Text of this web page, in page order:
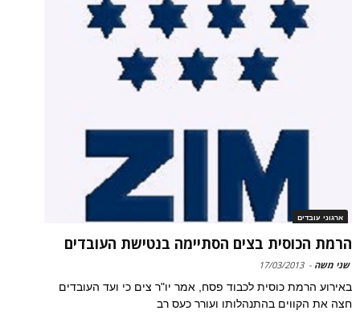
ארגוני עובדים
הרמת הכוסית בצים הסתיימה בנטישת העובדים
שני משה -
17/03/2013
באירוע הרמת כוסית לכבוד פסח, אמר יו"ר צים כי ועד העובדים
חצה את הקווים בהתנהלותו ועורר כעס רב